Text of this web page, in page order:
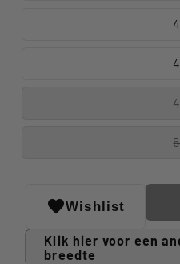
Wishlist
Klik hier voor een
breedte